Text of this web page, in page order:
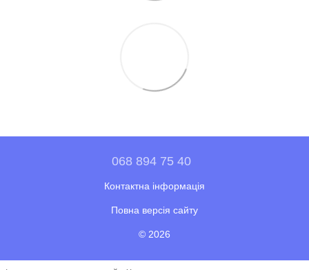
068 894 75 40
Контактна інформація
Повна версія сайту
© 2026